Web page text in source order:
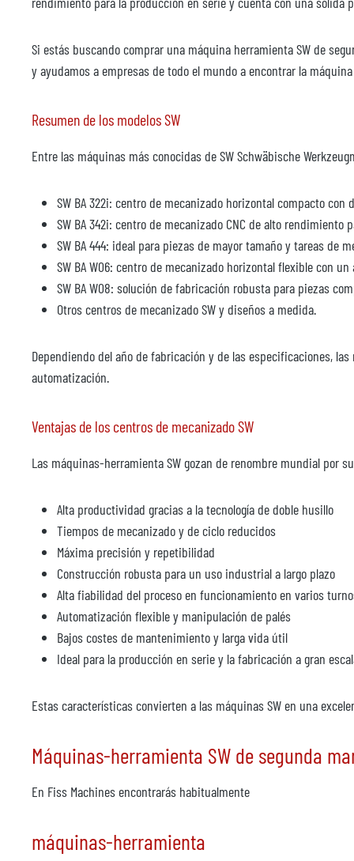
Cambio de gama estrella - 3000 rpm - delta
Disposición de los rodamientos delanteros cuádruple T-0-T
Lubricación del husillo 01-mlnmal lubricación
Mordaza de la herramienta de accionamiento mecánico
Transferencia de medios, radial, aire de limpieza, control del
Transferencia de medios, central, MMKS: aerosol < 5 bar
Compensación de torsión
Módulo de compensación hidráulica para el 4º eje. Utilizado para
descentradas. Par de compensación (ajustable) < 450 Nm Constante
5º eje, accionamiento directo doble
- Medición angular directa y absoluta
- Dimensiones máx. del dispositivo 2x 0 600 x 225 mm (400 mm)
- Peso máx. de la fijación 2x 120 kg
- Velocidad máx. 50 rpm
Si estás buscando comprar una máquina herramienta SW de
y ayudamos a empresas de todo el mundo a encontrar la máquina
Resumen de los modelos SW
Entre las máquinas más conocidas de SW Schwäbische
SW BA 322i: centro de mecanizado horizontal compacto
SW BA 342i: centro de mecanizado CNC de alto rendimiento
SW BA 444: ideal para piezas de mayor tamaño y tareas de
SW BA W06: centro de mecanizado horizontal flexible con
SW BA W08: solución de fabricación robusta para piezas
Otros centros de mecanizado SW y diseños a medida.
Dependiendo del año de fabricación y de las especificaciones,
automatización.
Ventajas de los centros de mecanizado SW
Las máquinas-herramienta SW gozan de renombre mundial por
Alta productividad gracias a la tecnología de doble husillo
Tiempos de mecanizado y de ciclo reducidos
Máxima precisión y repetibilidad
Construcción robusta para un uso industrial a largo plazo
Alta fiabilidad del proceso en funcionamiento en varios
Automatización flexible y manipulación de palés
Bajos costes de mantenimiento y larga vida útil
Ideal para la producción en serie y la fabricación a gran
Estas características convierten a las máquinas SW en una
Máquinas-herramienta SW de segunda
En Fiss Machines encontrarás habitualmente
máquinas-herramienta